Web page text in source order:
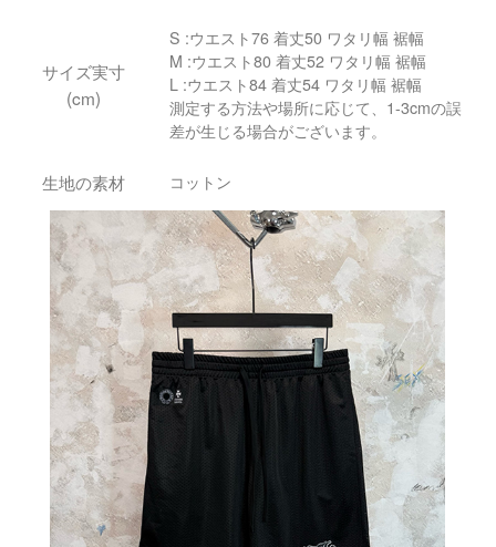
サイズ実寸
(cm)
S :ウエスト76 着丈50 ワタリ幅 裾幅
M :ウエスト80 着丈52 ワタリ幅 裾幅
L :ウエスト84 着丈54 ワタリ幅 裾幅
測定する方法や場所に応じて、1-3cmの誤
差が生じる場合がございます。
生地の素材 コットン